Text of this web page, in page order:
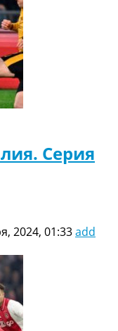
Серия
2024, 01:33add